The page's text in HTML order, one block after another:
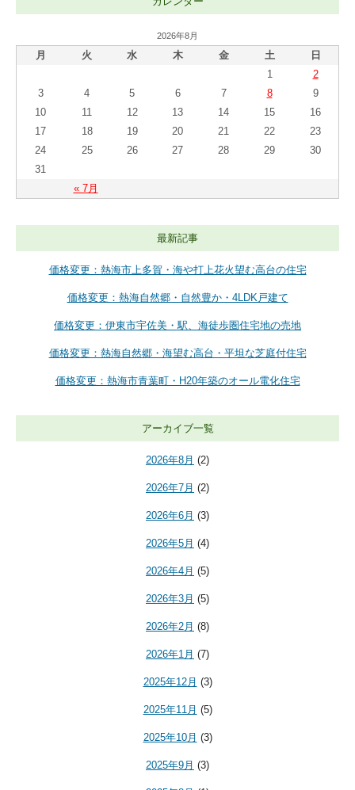
2026年8月
月 火 水 木 金 土 日
« 7月
1
2
3
4 5 6 7 8
9
10
11 12 13 14 15
16
17
18 19 20 21 22
23
24
25 26 27 28 29
30
31
最新記事
価格変更：熱海市上多賀・海や打上花火望む高台の住宅
価格変更：熱海自然郷・自然豊か・4LDK戸建て
価格変更：伊東市宇佐美・駅、海徒歩圏住宅地の売地
価格変更：熱海自然郷・海望む高台・平坦な芝庭付住宅
価格変更：熱海市青葉町・H20年築のオール電化住宅
アーカイブ一覧
2026年8月 (2)
2026年7月 (2)
2026年6月 (3)
2026年5月 (4)
2026年4月 (5)
2026年3月 (5)
2026年2月 (8)
2026年1月 (7)
2025年12月 (3)
2025年11月 (5)
2025年10月 (3)
2025年9月 (3)